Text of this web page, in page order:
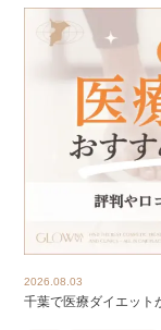
2026.08.03
千葉で医療ダイエット